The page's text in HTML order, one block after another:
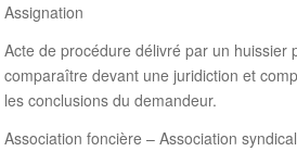
Assignation
Acte de procédure délivré par un huissier
comparaître devant une juridiction et
les conclusions du demandeur.
Association foncière – Association